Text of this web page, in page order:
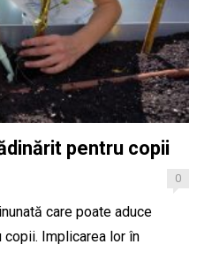
pentru copii
0
care poate aduce
copii. Implicarea lor în